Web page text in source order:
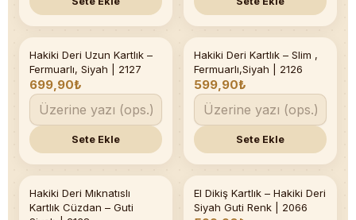
Hakiki Deri Uzun Kartlık –
Fermuarlı, Siyah | 2127
699,90₺
Sete Ekle
Hakiki Deri Kartlık – Slim ,
Fermuarlı,Siyah | 2126
599,90₺
Sete Ekle
Hakiki Deri Mıknatıslı
Kartlık Cüzdan – Guti
El Dikiş Kartlık – Hakiki Deri
Siyah Guti Renk | 2066